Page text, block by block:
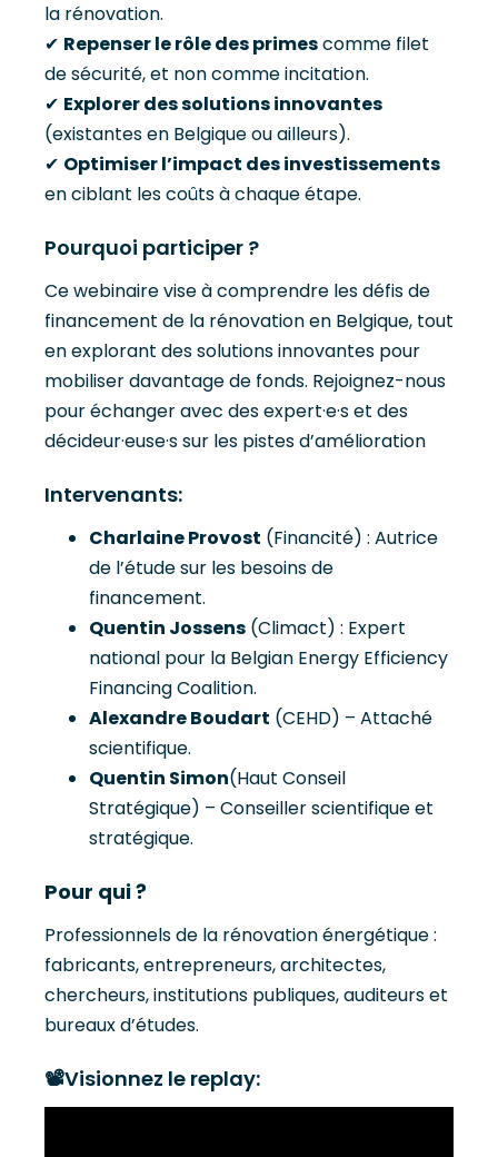
la rénovation.
✔ Repenser le rôle des primescomme filet
de sécurité, et non comme incitation.
✔ Explorer des solutions innovantes
(existantes en Belgique ou ailleurs).
✔ Optimiser l’impact des investissements
en ciblant les coûts à chaque étape.
Pourquoi participer ?
Ce webinaire vise à comprendre les défis de
financement de la rénovation en Belgique, tout
en explorant des solutions innovantes pour
mobiliser davantage de fonds. Rejoignez-nous
pour échanger avec des expert·e·s et des
décideur·euse·s sur les pistes d’amélioration
Intervenants:
Charlaine Provost (Financité) : Autrice
de l’étude sur les besoins de
financement.
Quentin Jossens (Climact) : Expert
national pour la Belgian Energy Efficiency
Financing Coalition.
Alexandre Boudart (CEHD) – Attaché
scientifique.
Quentin Simon(Haut Conseil
Stratégique) – Conseiller scientifique et
stratégique.
Pour qui ?
Professionnels de la rénovation énergétique :
fabricants, entrepreneurs, architectes,
chercheurs, institutions publiques, auditeurs et
bureaux d’études.
📽️Visionnez le replay: